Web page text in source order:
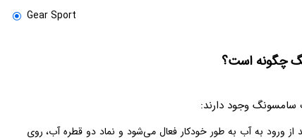
Gear Sport
چگونه است؟
وجود دارند:
از ورود به آب به طور خودکار فعال می‌شود و نماد دو قطره آب، روی